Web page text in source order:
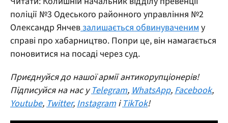
поліції №3 Одеського районного управління №2
Олександр Янчевзалишається обвинувачениму
справі про хабарництво. Попри це, він намагається
поновитися на посаді через суд.
Приєднуйся до нашої армії антикорупціонерів!
Підписуйся на нас уTelegram,WhatsApp,Facebook,
Youtube,Twitter,Instagram іTikTok!